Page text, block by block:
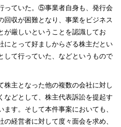
っていた。⑤事業者自身も、発行会
回収が困難となり、事業をビジネス
が厳しいということを認識してお
にとって好ましからざる株主だとい
して行っていた、などというもので
株主となった他の複数の会社に対し
などとして、株主代表訴訟を提起す
す。そして本件事案においても、
経営者に対して度々面会を求め、